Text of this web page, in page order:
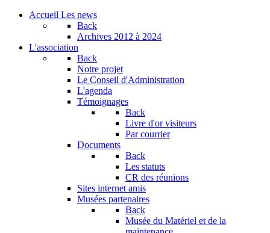
Accueil Les news
Back
Archives 2012 à 2024
L'association
Back
Notre projet
Le Conseil d'Administration
L'agenda
Témoignages
Back
Livre d'or visiteurs
Par courrier
Documents
Back
Les statuts
CR des réunions
Sites internet amis
Musées partenaires
Back
Musée du Matériel et de la